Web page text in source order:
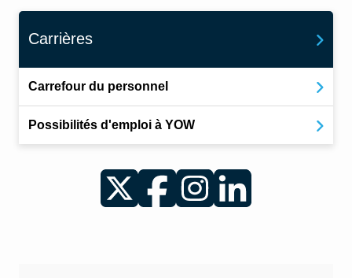
Carrières
Carrefour du personnel
Possibilités d'emploi à YOW
Twitter FacebookInstagramLinkedIn